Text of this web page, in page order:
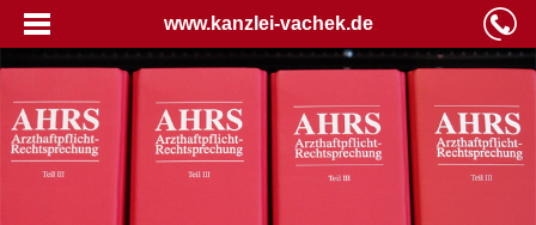
www.kanzlei-vachek.de